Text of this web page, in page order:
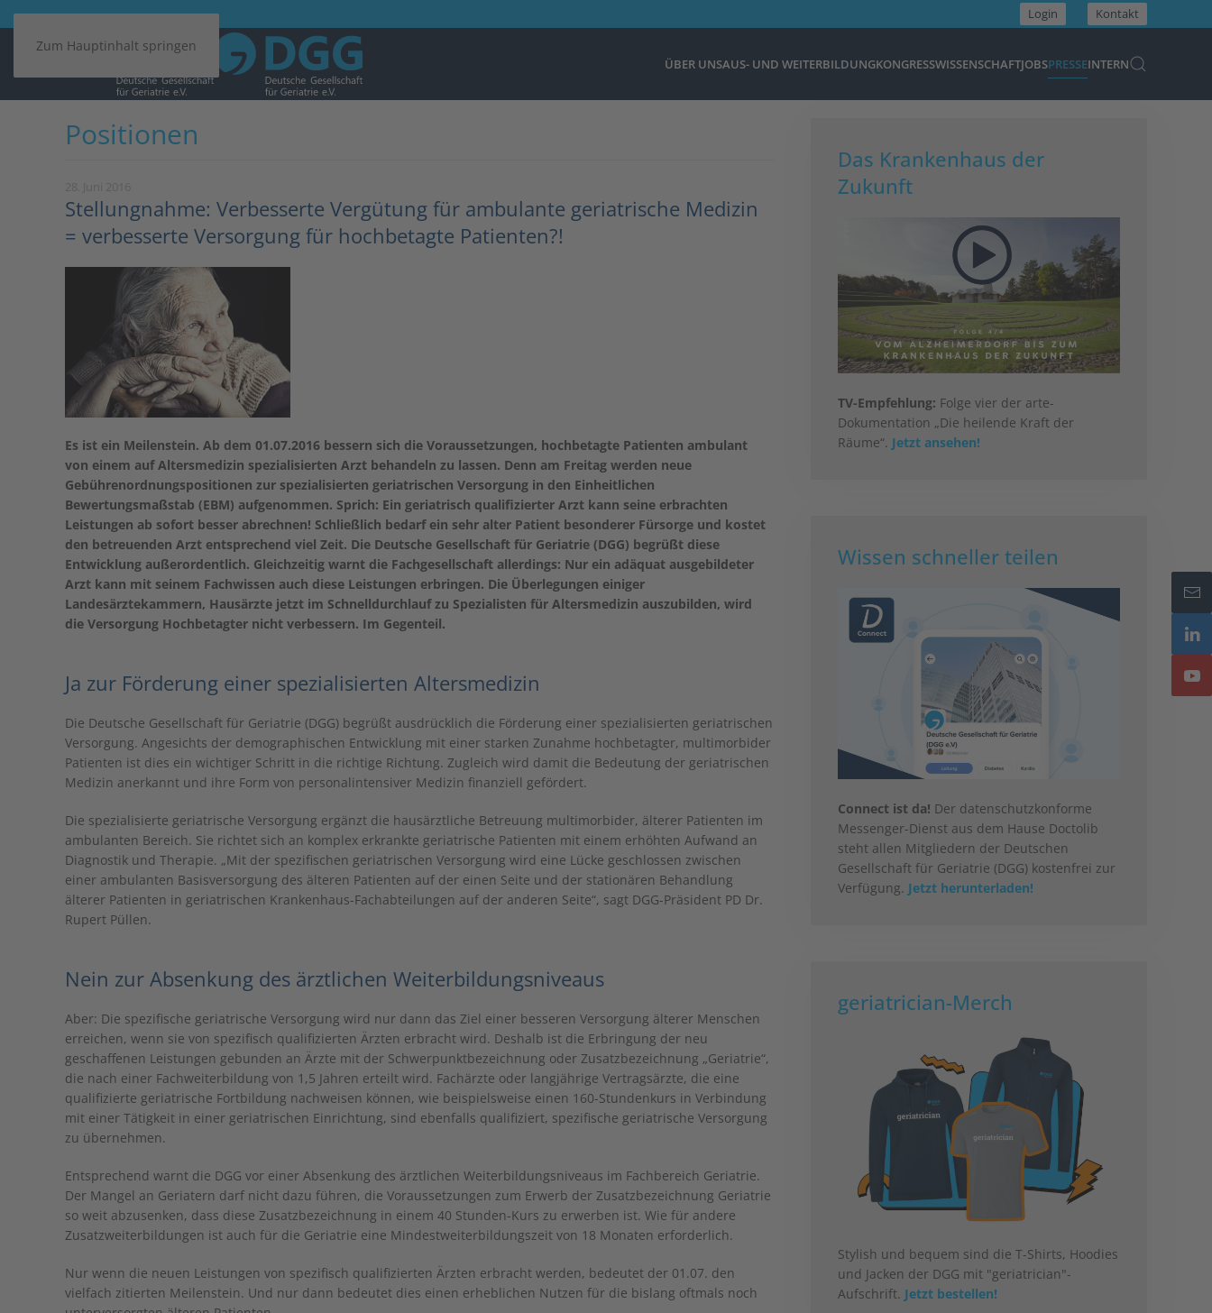
Zum Hauptinhalt springen
Login Kontakt
ÜBER UNSAUS- UND WEITERBILDUNGKONGRESSWISSENSCHAFTJOBSPRESSEINTERN
Positionen
Stellungnahme: Verbesserte Vergütung für ambulante geriatrische Medizin
= verbesserte Versorgung für hochbetagte Patienten?!
Es ist ein Meilenstein. Ab dem 01.07.2016 bessern sich die Voraussetzungen, hochbetagte Patienten ambulant
von einem auf Altersmedizin spezialisierten Arzt behandeln zu lassen. Denn am Freitag werden neue
Gebührenordnungspositionen zur spezialisierten geriatrischen Versorgung in den Einheitlichen
Bewertungsmaßstab (EBM) aufgenommen. Sprich: Ein geriatrisch qualifizierter Arzt kann seine erbrachten
Leistungen ab sofort besser abrechnen! Schließlich bedarf ein sehr alter Patient besonderer Fürsorge und kostet
den betreuenden Arzt entsprechend viel Zeit. Die Deutsche Gesellschaft für Geriatrie (DGG) begrüßt diese
Entwicklung außerordentlich. Gleichzeitig warnt die Fachgesellschaft allerdings: Nur ein adäquat ausgebildeter
Arzt kann mit seinem Fachwissen auch diese Leistungen erbringen. Die Überlegungen einiger
Landesärztekammern, Hausärzte jetzt im Schnelldurchlauf zu Spezialisten für Altersmedizin auszubilden, wird
die Versorgung Hochbetagter nicht verbessern. Im Gegenteil.
Ja zur Förderung einer spezialisierten Altersmedizin
Die Deutsche Gesellschaft für Geriatrie (DGG) begrüßt ausdrücklich die Förderung einer spezialisierten geriatrischen
Versorgung. Angesichts der demographischen Entwicklung mit einer starken Zunahme hochbetagter, multimorbider
Patienten ist dies ein wichtiger Schritt in die richtige Richtung. Zugleich wird damit die Bedeutung der geriatrischen
Medizin anerkannt und ihre Form von personalintensiver Medizin finanziell gefördert.
Die spezialisierte geriatrische Versorgung ergänzt die hausärztliche Betreuung multimorbider, älterer Patienten im
ambulanten Bereich. Sie richtet sich an komplex erkrankte geriatrische Patienten mit einem erhöhten Aufwand an
Diagnostik und Therapie. „Mit der spezifischen geriatrischen Versorgung wird eine Lücke geschlossen zwischen
einer ambulanten Basisversorgung des älteren Patienten auf der einen Seite und der stationären Behandlung
älterer Patienten in geriatrischen Krankenhaus-Fachabteilungen auf der anderen Seite“, sagt DGG-Präsident PD Dr.
Rupert Püllen.
Nein zur Absenkung des ärztlichen Weiterbildungsniveaus
Aber: Die spezifische geriatrische Versorgung wird nur dann das Ziel einer besseren Versorgung älterer Menschen
erreichen, wenn sie von spezifisch qualifizierten Ärzten erbracht wird. Deshalb ist die Erbringung der neu
geschaffenen Leistungen gebunden an Ärzte mit der Schwerpunktbezeichnung oder Zusatzbezeichnung „Geriatrie“,
die nach einer Fachweiterbildung von 1,5 Jahren erteilt wird. Fachärzte oder langjährige Vertragsärzte, die eine
qualifizierte geriatrische Fortbildung nachweisen können, wie beispielsweise einen 160-Stundenkurs in Verbindung
mit einer Tätigkeit in einer geriatrischen Einrichtung, sind ebenfalls qualifiziert, spezifische geriatrische Versorgung
zu übernehmen.
Entsprechend warnt die DGG vor einer Absenkung des ärztlichen Weiterbildungsniveaus im Fachbereich Geriatrie.
Der Mangel an Geriatern darf nicht dazu führen, die Voraussetzungen zum Erwerb der Zusatzbezeichnung Geriatrie
so weit abzusenken, dass diese Zusatzbezeichnung in einem 40 Stunden-Kurs zu erwerben ist. Wie für andere
Zusatzweiterbildungen ist auch für die Geriatrie eine Mindestweiterbildungszeit von 18 Monaten erforderlich.
Nur wenn die neuen Leistungen von spezifisch qualifizierten Ärzten erbracht werden, bedeutet der 01.07. den
vielfach zitierten Meilenstein. Und nur dann bedeutet dies einen erheblichen Nutzen für die bislang oftmals noch
Das Krankenhaus der
Zukunft
TV-Empfehlung: Folge vier der arte-
Dokumentation „Die heilende Kraft der
Räume“. Jetzt ansehen!
Wissen schneller teilen
Connect ist da! Der datenschutzkonforme
Messenger-Dienst aus dem Hause Doctolib
steht allen Mitgliedern der Deutschen
Gesellschaft für Geriatrie (DGG) kostenfrei zur
Verfügung. Jetzt herunterladen!
geriatrician-Merch
Stylish und bequem sind die T-Shirts, Hoodies
und Jacken der DGG mit "geriatrician"-
Aufschrift. Jetzt bestellen!